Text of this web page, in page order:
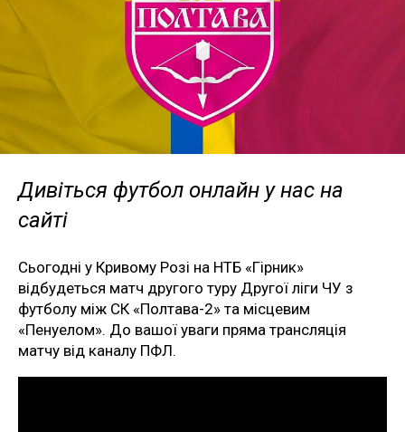
Дивіться футбол онлайн у нас на
сайті
Сьогодні у Кривому Розі на НТБ «Гірник»
відбудеться матч другого туру Другої ліги ЧУ з
футболу між СК «Полтава-2» та місцевим
«Пенуелом». До вашої уваги пряма трансляція
матчу від каналу ПФЛ.